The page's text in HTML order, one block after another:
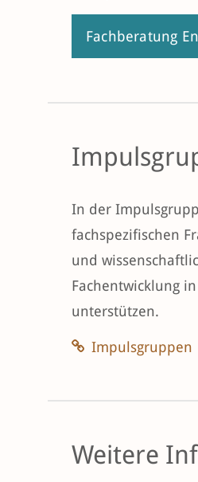
Fachberatung
In der
fachspezifischen
und
Fachentwicklung
unterstützen.
Impulsgruppen
Weitere